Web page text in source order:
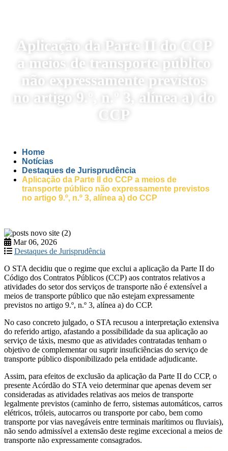
Aplicação da Parte II do CCP
a meios de transporte público
não expressamente previstos
no artigo 9.º, n.º 3, alínea a) do
CCP
Home
Notícias
Destaques de Jurisprudência
Aplicação da Parte II do CCP a meios de
transporte público não expressamente previstos
no artigo 9.º, n.º 3, alínea a) do CCP
Mar 06, 2026
Destaques de Jurisprudência
O STA decidiu que o regime que exclui a aplicação da Parte II do
Código dos Contratos Públicos (CCP) aos contratos relativos a
atividades do setor dos serviços de transporte não é extensível a
meios de transporte público que não estejam expressamente
previstos no artigo 9.º, n.º 3, alínea a) do CCP.
No caso concreto julgado, o STA recusou a interpretação extensiva
do referido artigo, afastando a possibilidade da sua aplicação ao
serviço de táxis, mesmo que as atividades contratadas tenham o
objetivo de complementar ou suprir insuficiências do serviço de
transporte público disponibilizado pela entidade adjudicante.
Assim, para efeitos de exclusão da aplicação da Parte II do CCP, o
presente Acórdão do STA veio determinar que apenas devem ser
consideradas as atividades relativas aos meios de transporte
legalmente previstos (caminho de ferro, sistemas automáticos, carros
elétricos, tróleis, autocarros ou transporte por cabo, bem como
transporte por vias navegáveis entre terminais marítimos ou fluviais),
não sendo admissível a extensão deste regime excecional a meios de
transporte não expressamente consagrados.